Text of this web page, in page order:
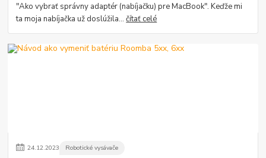
"Ako vybrať správny adaptér (nabíjačku) pre MacBook". Keďže mi
ta moja nabíjačka už doslúžila...čítať celé
24.12.2023 Robotické vysávače